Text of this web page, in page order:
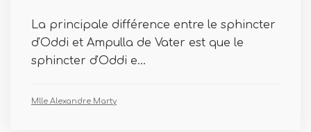
La principale différence entre le sphincter
d'Oddi et Ampulla de Vater est que le
sphincter d'Oddi e...
Mlle Alexandre Marty